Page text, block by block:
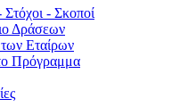
- Σκοποί
Δράσεων
Εταίρων
Πρόγραμμα